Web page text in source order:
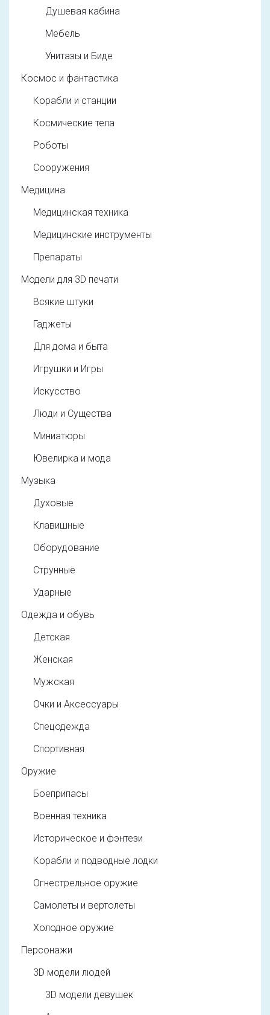
Душевая кабина
Мебель
Унитазы и Биде
Космос и фантастика
Корабли и станции
Космические тела
Роботы
Сооружения
Медицина
Медицинская техника
Медицинские инструменты
Препараты
Модели для 3D печати
Всякие штуки
Гаджеты
Для дома и быта
Игрушки и Игры
Искусство
Люди и Существа
Миниатюры
Ювелирка и мода
Музыка
Духовые
Клавишные
Оборудование
Струнные
Ударные
Одежда и обувь
Детская
Женская
Мужская
Очки и Аксессуары
Спецодежда
Спортивная
Оружие
Боеприпасы
Военная техника
Историческое и фэнтези
Корабли и подводные лодки
Огнестрельное оружие
Самолеты и вертолеты
Холодное оружие
Персонажи
3D модели людей
3D модели девушек